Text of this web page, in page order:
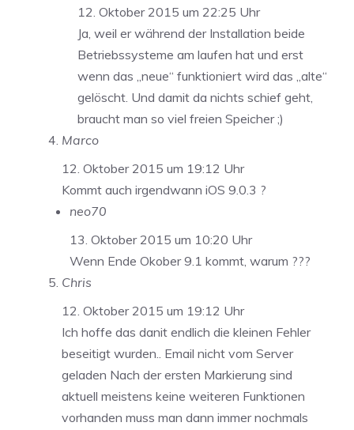
12. Oktober 2015 um 22:25 Uhr
Ja, weil er während der Installation beide
Betriebssysteme am laufen hat und erst
wenn das „neue“ funktioniert wird das „alte“
gelöscht. Und damit da nichts schief geht,
braucht man so viel freien Speicher ;)
Marco
12. Oktober 2015 um 19:12 Uhr
Kommt auch irgendwann iOS 9.0.3 ?
neo70
13. Oktober 2015 um 10:20 Uhr
Wenn Ende Okober 9.1 kommt, warum ???
Chris
12. Oktober 2015 um 19:12 Uhr
Ich hoffe das danit endlich die kleinen Fehler
beseitigt wurden.. Email nicht vom Server
geladen Nach der ersten Markierung sind
aktuell meistens keine weiteren Funktionen
vorhanden muss man dann immer nochmals